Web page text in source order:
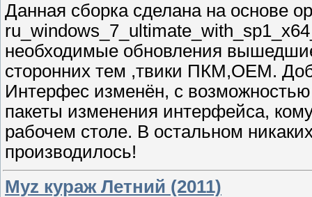
Данная сборка сделана на основе
необходимые обновления
сторонних тем ,твики ПКМ,ОЕМ.
Интерфес изменён, с
пакеты изменения интерфейса,
рабочем столе. В остальном
производилось!
Муz кураж Летний (2011)